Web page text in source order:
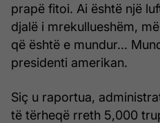
prapë fitoi. Ai është një
djalë i mrekullueshëm,
që është e mundur...
presidenti amerikan.
Siç u raportua,
të tërheqë rreth 5,000